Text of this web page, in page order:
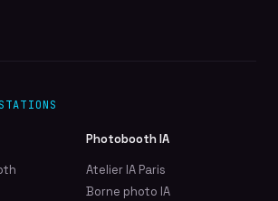
Photobooth IA
Atelier IA Paris
Borne photo IA